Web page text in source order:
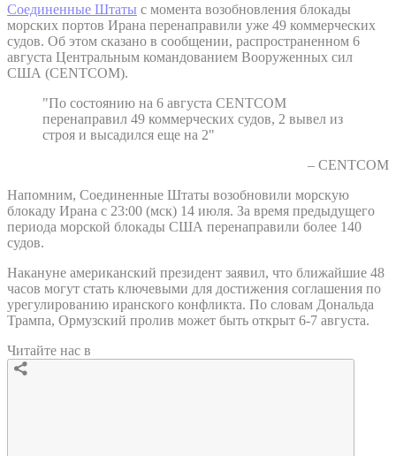
Соединенные Штаты с момента возобновления блокады
морских портов Ирана перенаправили уже 49 коммерческих
судов. Об этом сказано в сообщении, распространенном 6
августа Центральным командованием Вооруженных сил
США (CENTCOM).
"По состоянию на 6 августа CENTCOM
перенаправил 49 коммерческих судов, 2 вывел из
строя и высадился еще на 2"
– CENTCOM
Напомним, Соединенные Штаты возобновили морскую
блокаду Ирана с 23:00 (мск) 14 июля. За время предыдущего
периода морской блокады США перенаправили более 140
судов.
Накануне американский президент заявил, что ближайшие 48
часов могут стать ключевыми для достижения соглашения по
урегулированию иранского конфликта. По словам Дональда
Трампа, Ормузский пролив может быть открыт 6-7 августа.
Читайте нас в